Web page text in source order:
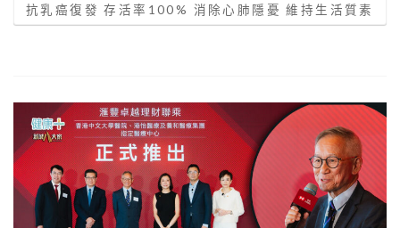
抗乳癌復發 存活率100% 消除心肺隱憂 維持生活質素